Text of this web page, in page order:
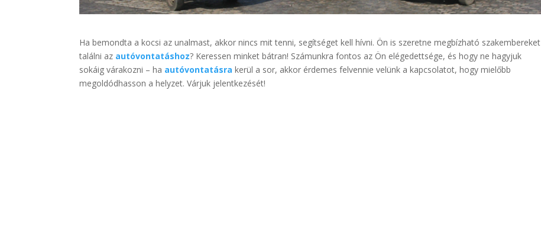
Ha bemondta a kocsi az unalmast, akkor nincs mit tenni, segítséget kell hívni. Ön is szeretne megbízható szakembereket
találni az autóvontatáshoz? Keressen minket bátran! Számunkra fontos az Ön elégedettsége, és hogy ne hagyjuk
sokáig várakozni – ha autóvontatásra kerül a sor, akkor érdemes felvennie velünk a kapcsolatot, hogy mielőbb
megoldódhasson a helyzet. Várjuk jelentkezését!